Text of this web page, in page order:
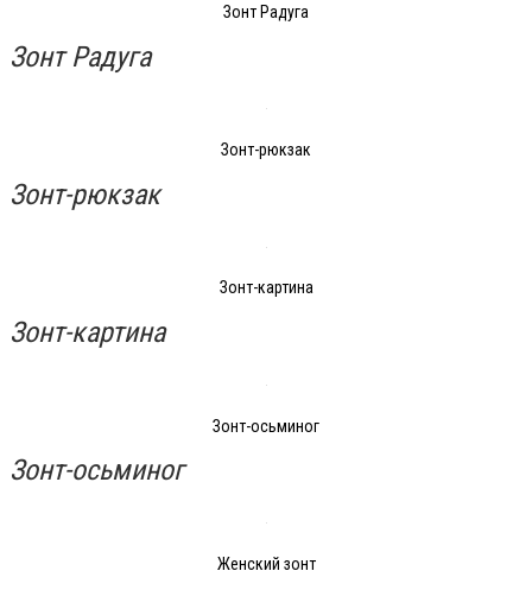
Зонт Радуга
Зонт Радуга
Зонт-рюкзак
Зонт-рюкзак
Зонт-картина
Зонт-картина
Зонт-осьминог
Зонт-осьминог
Женский зонт